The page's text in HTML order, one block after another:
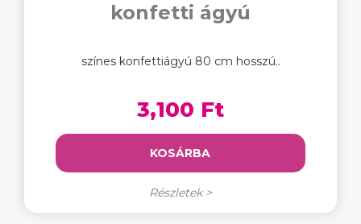
konfetti ágyú
színes konfettiágyú 80 cm hosszú..
3,100 Ft
KOSÁRBA
Részletek >